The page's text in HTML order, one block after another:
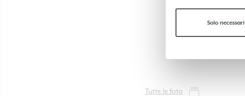
Tutte le foto
Solo necessari